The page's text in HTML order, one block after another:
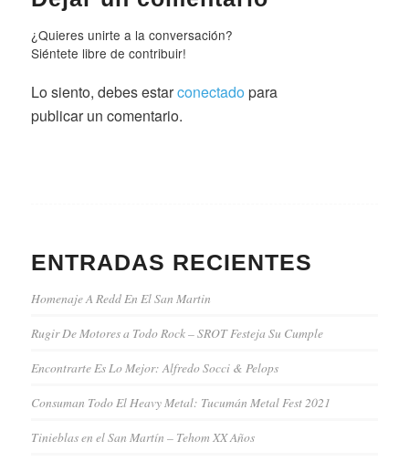
¿Quieres unirte a la conversación?
Siéntete libre de contribuir!
Lo siento, debes estarconectadopara
publicar un comentario.
ENTRADAS RECIENTES
Homenaje A Redd En El San Martin
Rugir De Motores a Todo Rock – SROT Festeja Su Cumple
Encontrarte Es Lo Mejor: Alfredo Socci & Pelops
Consuman Todo El Heavy Metal: Tucumán Metal Fest 2021
Tinieblas en el San Martín – Tehom XX Años